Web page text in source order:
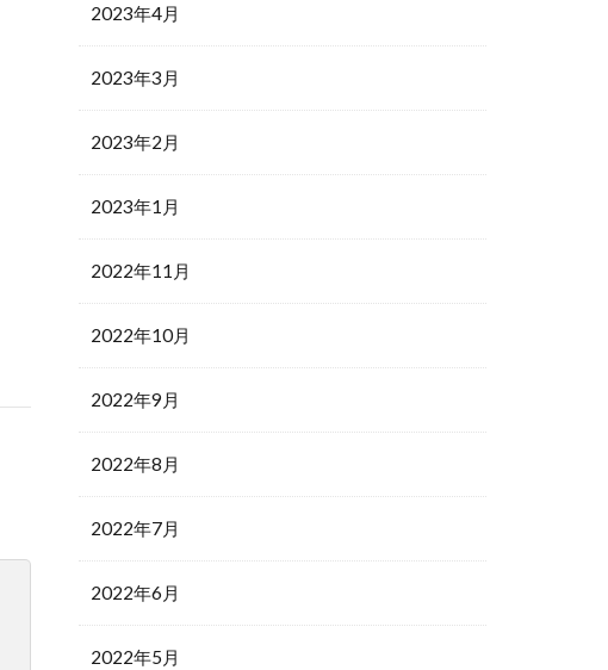
2023年4月
2023年3月
2023年2月
2023年1月
2022年11月
2022年10月
2022年9月
2022年8月
2022年7月
2022年6月
2022年5月